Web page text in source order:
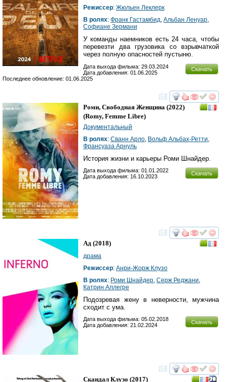
Режиссер: Жюльен Леклерк
В ролях: Франк Гастамбид Альбан Ленуар
Софиане Зермани
У команды наемников есть 24 часа, чтобы
перевезти два грузовика со взрывчаткой
через полную опасностей пустыню.
Скачать
Дата выхода фильма: 29.03.2024
Дата добавления: 01.06.2025
Последнее обновление: 01.06.2025
смотреть
Роми, Свободная Женщина (2022)
(Romy, Femme Libre)
Документальный
В ролях: Сванн Арло Вольф Альбах-Ретти
Франсуаза Арнуль
История жизни и карьеры Роми Шнайдер.
Скачать
Дата выхода фильма: 01.01.2022
Дата добавления: 16.10.2023
смотреть
Ад (2018)
драма
Режиссер: Анри-Жорж Клузо
В ролях: Роми Шнайдер Серж Реджани
Катрин Аллегре
Подозревая жену в неверности, мужчина
сходит с ума.
Скачать
Дата выхода фильма: 05.02.2018
Дата добавления: 21.02.2024
смотреть
Скандал Клузо (2017)